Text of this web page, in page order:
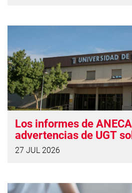
Los informes de
advertencias de UGT
solidez del proyecto de
27 JUL 2026